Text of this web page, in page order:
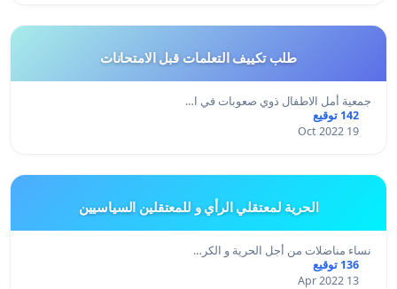
طلب تكييف التعلمات قبل الامتحانات
جمعية أمل الاطفال ذوي صعوبات في ا…
142 توقيع
19 Oct 2022
الحرية لمعتقلي الرأي و للمعتقلين السياسيين
نساء مناضلات من أجل الحرية و الكر…
136 توقيع
13 Apr 2022